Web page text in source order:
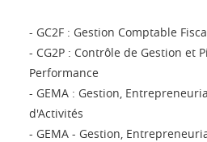
- GC2F : Gestion Comptable
- CG2P : Contrôle de Gestion et
Performance
- GEMA : Gestion,
d'Activités
- GEMA - Gestion,